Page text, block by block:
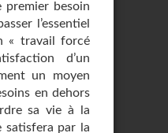
besoin
l’essentiel
« travail forcé
d’un
un moyen
en dehors
sa vie à la
satisfera par la